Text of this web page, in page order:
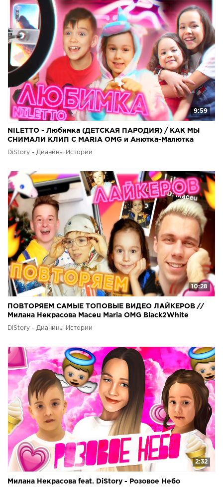
9:59
NILETTO - Любимка (ДЕТСКАЯ ПАРОДИЯ) / КАК МЫ
СНИМАЛИ КЛИП С MARIA OMG и Анютка-Малютка
DiStory - Дианины Истории
10:28
ПОВТОРЯЕМ САМЫЕ ТОПОВЫЕ ВИДЕО ЛАЙКЕРОВ ⁄⁄
Милана Некрасова Maceu Maria OMG Black2White
Oscaridze
DiStory - Дианины Истории
2:32
Милана Некрасова feat. DiStory - Розовое Небо